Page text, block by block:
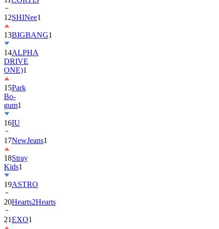
12SHINee1
13BIGBANG1
14ALPHA
DRIVE
ONE)1
15Park
Bo-
gum1
16IU
17NewJeans1
18Stray
Kids1
19ASTRO
20Hearts2Hearts
21EXO1